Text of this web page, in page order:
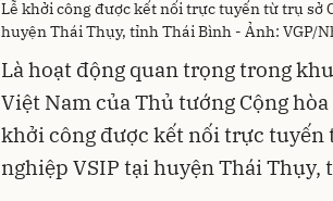
Lễ khởi công được kết nối trực tuyến từ trụ sở
huyện Thái Thụy, tỉnh Thái Bình - Ảnh: VGP/
Là hoạt động quan trọng trong
Việt Nam của Thủ tướng Cộng
khởi công được kết nối trực
nghiệp VSIP tại huyện Thái Thụy,